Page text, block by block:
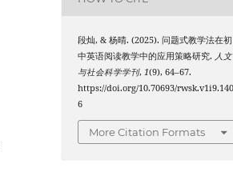
段灿, & 杨晴. (2025). 问题式教学法在初
中英语阅读教学中的应用策略研究. 人文
与社会科学学刊,1(9), 64–67.
https://doi.org/10.70693/
6
More Citation Formats